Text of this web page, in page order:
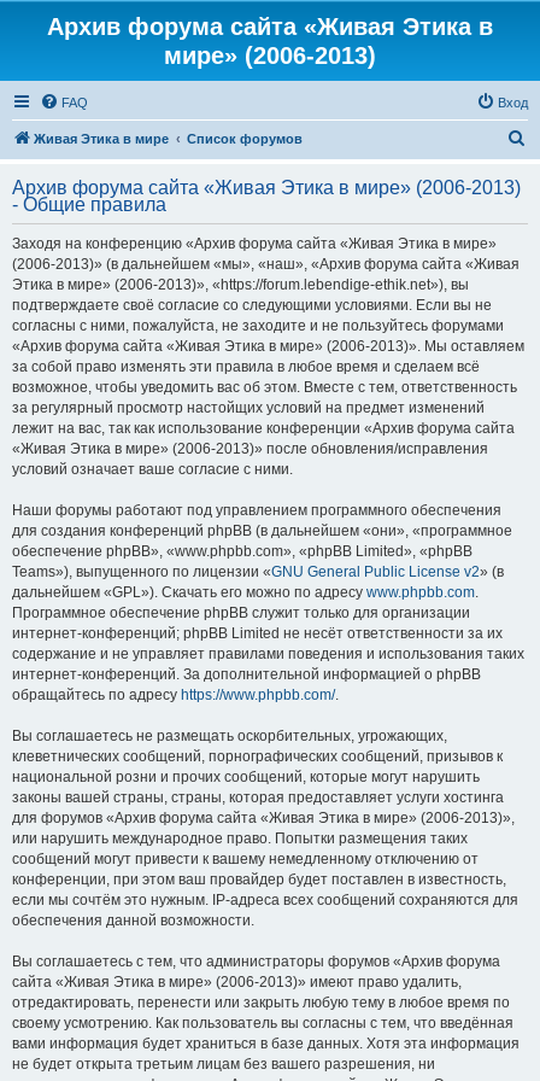
Архив форума сайта «Живая Этика в
мире» (2006-2013)
FAQ Вход
Живая Этика в мире Список форумов
с
Архив форума сайта «Живая Этика в мире» (2006-2013)
- Общие правила
Заходя на конференцию «Архив форума сайта «Живая Этика в мире»
(2006-2013)» (в дальнейшем «мы», «наш», «Архив форума сайта «Живая
Этика в мире» (2006-2013)», «https://forum.lebendige-ethik.net»), вы
подтверждаете своё согласие со следующими условиями. Если вы не
согласны с ними, пожалуйста, не заходите и не пользуйтесь форумами
«Архив форума сайта «Живая Этика в мире» (2006-2013)». Мы оставляем
за собой право изменять эти правила в любое время и сделаем всё
возможное, чтобы уведомить вас об этом. Вместе с тем, ответственность
за регулярный просмотр настойщих условий на предмет изменений
лежит на вас, так как использование конференции «Архив форума сайта
«Живая Этика в мире» (2006-2013)» после обновления/исправления
условий означает ваше согласие с ними.
Наши форумы работают под управлением программного обеспечения
для создания конференций phpBB (в дальнейшем «они», «программное
обеспечение phpBB», «www.phpbb.com», «phpBB Limited», «phpBB
Teams»), выпущенного по лицензии «GNU General Public License v2» (в
дальнейшем «GPL»). Скачать его можно по адресу www.phpbb.com.
Программное обеспечение phpBB служит только для организации
интернет-конференций; phpBB Limited не несёт ответственности за их
содержание и не управляет правилами поведения и использования таких
интернет-конференций. За дополнительной информацией о phpBB
обращайтесь по адресу https://www.phpbb.com/.
Вы соглашаетесь не размещать оскорбительных, угрожающих,
клеветнических сообщений, порнографических сообщений, призывов к
национальной розни и прочих сообщений, которые могут нарушить
законы вашей страны, страны, которая предоставляет услуги хостинга
для форумов «Архив форума сайта «Живая Этика в мире» (2006-2013)»,
или нарушить международное право. Попытки размещения таких
сообщений могут привести к вашему немедленному отключению от
конференции, при этом ваш провайдер будет поставлен в известность,
если мы сочтём это нужным. IP-адреса всех сообщений сохраняются для
обеспечения данной возможности.
Вы соглашаетесь с тем, что администраторы форумов «Архив форума
сайта «Живая Этика в мире» (2006-2013)» имеют право удалить,
отредактировать, перенести или закрыть любую тему в любое время по
своему усмотрению. Как пользователь вы согласны с тем, что введённая
вами информация будет храниться в базе данных. Хотя эта информация
не будет открыта третьим лицам без вашего разрешения, ни